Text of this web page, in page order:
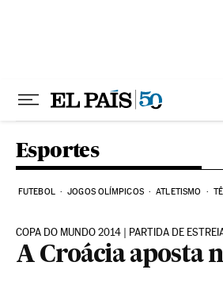
Esportes
FUTEBOL JOGOS OLÍMPICOS ATLETISMO
COPA DO MUNDO 2014 | PARTIDA DE
A Croácia aposta